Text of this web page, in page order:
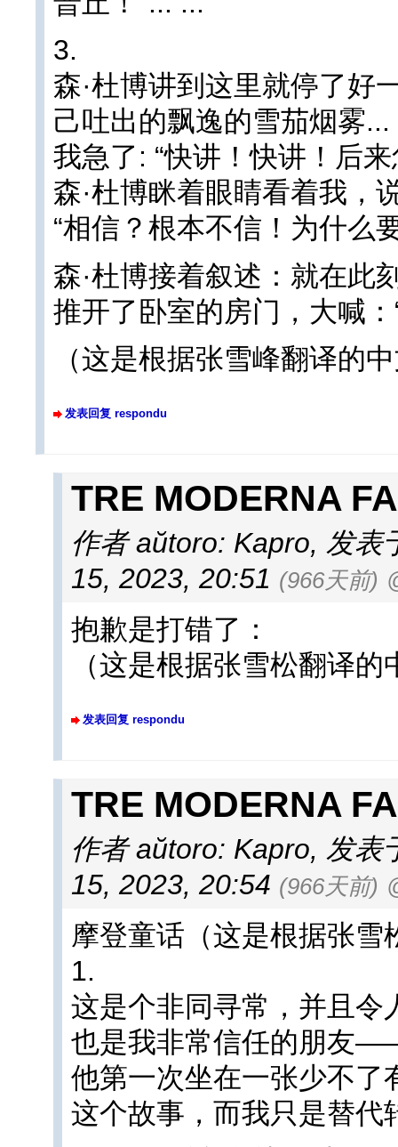
3.
森·杜博讲到这里就停了好
己吐出的飘逸的雪茄烟雾...
我急了: “快讲！快讲！后来
森·杜博眯着眼睛看着我，
“相信？根本不信！为什么
森·杜博接着叙述：就在此
推开了卧室的房门，大喊
（这是根据张雪峰翻译的
发表回复 respondu
TRE MODERNA
作者 aŭtoro: Kapro, 发表
15, 2023, 20:51 (966天前)
抱歉是打错了：
（这是根据张雪松翻译的
发表回复 respondu
TRE MODERNA
作者 aŭtoro: Kapro, 发表
15, 2023, 20:54 (966天前)
摩登童话（这是根据张雪
1.
这是个非同寻常，并且令
也是我非常信任的朋友
他第一次坐在一张少不了
这个故事，而我只是替代